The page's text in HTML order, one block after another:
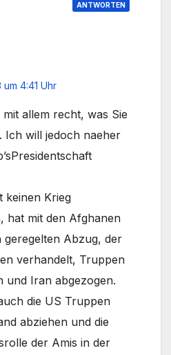
ANTWORTEN
um 4:41 Uhr
mit allem recht, was Sie
Ich will jedoch naeher
keinen Krieg
hat mit den Afghanen
geregelten Abzug, der
verhandelt, Truppen
und Iran abgezogen.
die US Truppen
abziehen und die
der Amis in der